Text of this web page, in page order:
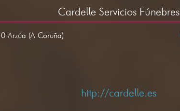
Cardelle Servicios Fúnebres
Arzúa (A Coruña)
http://cardelle.es